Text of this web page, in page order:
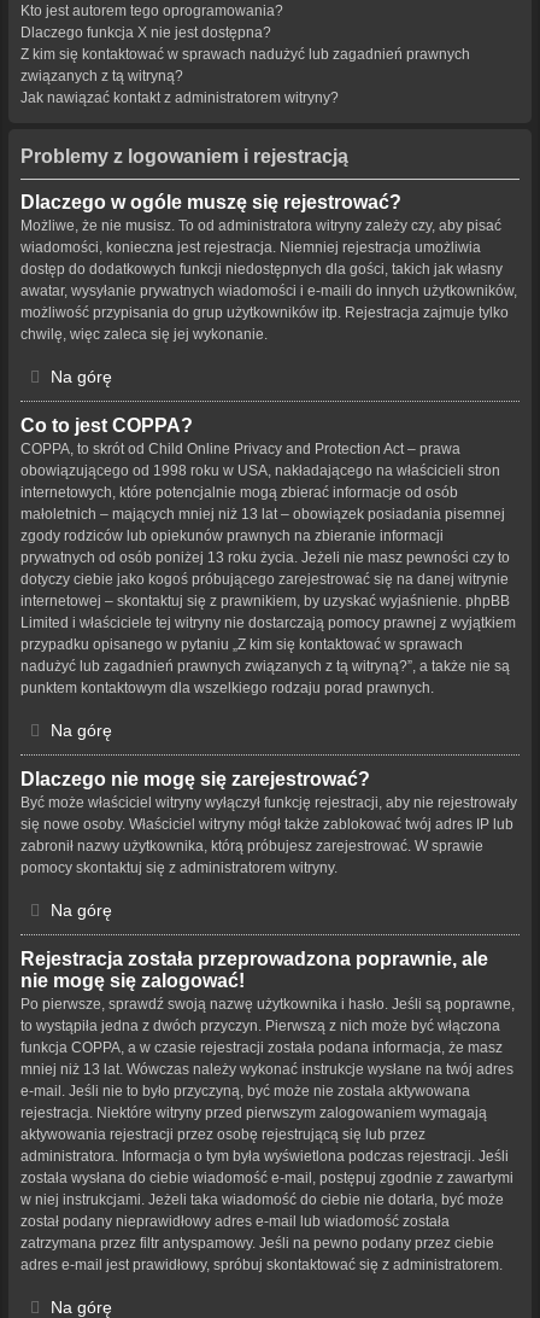
Kto jest autorem tego oprogramowania?
Dlaczego funkcja X nie jest dostępna?
Z kim się kontaktować w sprawach nadużyć lub zagadnień prawnych
związanych z tą witryną?
Jak nawiązać kontakt z administratorem witryny?
Problemy z logowaniem i rejestracją
Dlaczego w ogóle muszę się rejestrować?
Możliwe, że nie musisz. To od administratora witryny zależy czy, aby pisać
wiadomości, konieczna jest rejestracja. Niemniej rejestracja umożliwia
dostęp do dodatkowych funkcji niedostępnych dla gości, takich jak własny
awatar, wysyłanie prywatnych wiadomości i e-maili do innych użytkowników,
możliwość przypisania do grup użytkowników itp. Rejestracja zajmuje tylko
chwilę, więc zaleca się jej wykonanie.
Na górę
Co to jest COPPA?
COPPA, to skrót od Child Online Privacy and Protection Act – prawa
obowiązującego od 1998 roku w USA, nakładającego na właścicieli stron
internetowych, które potencjalnie mogą zbierać informacje od osób
małoletnich – mających mniej niż 13 lat – obowiązek posiadania pisemnej
zgody rodziców lub opiekunów prawnych na zbieranie informacji
prywatnych od osób poniżej 13 roku życia. Jeżeli nie masz pewności czy to
dotyczy ciebie jako kogoś próbującego zarejestrować się na danej witrynie
internetowej – skontaktuj się z prawnikiem, by uzyskać wyjaśnienie. phpBB
Limited i właściciele tej witryny nie dostarczają pomocy prawnej z wyjątkiem
przypadku opisanego w pytaniu „Z kim się kontaktować w sprawach
nadużyć lub zagadnień prawnych związanych z tą witryną?”, a także nie są
punktem kontaktowym dla wszelkiego rodzaju porad prawnych.
Na górę
Dlaczego nie mogę się zarejestrować?
Być może właściciel witryny wyłączył funkcję rejestracji, aby nie rejestrowały
się nowe osoby. Właściciel witryny mógł także zablokować twój adres IP lub
zabronił nazwy użytkownika, którą próbujesz zarejestrować. W sprawie
pomocy skontaktuj się z administratorem witryny.
Na górę
Rejestracja została przeprowadzona poprawnie, ale
nie mogę się zalogować!
Po pierwsze, sprawdź swoją nazwę użytkownika i hasło. Jeśli są poprawne,
to wystąpiła jedna z dwóch przyczyn. Pierwszą z nich może być włączona
funkcja COPPA, a w czasie rejestracji została podana informacja, że masz
mniej niż 13 lat. Wówczas należy wykonać instrukcje wysłane na twój adres
e-mail. Jeśli nie to było przyczyną, być może nie została aktywowana
rejestracja. Niektóre witryny przed pierwszym zalogowaniem wymagają
aktywowania rejestracji przez osobę rejestrującą się lub przez
administratora. Informacja o tym była wyświetlona podczas rejestracji. Jeśli
została wysłana do ciebie wiadomość e-mail, postępuj zgodnie z zawartymi
w niej instrukcjami. Jeżeli taka wiadomość do ciebie nie dotarła, być może
został podany nieprawidłowy adres e-mail lub wiadomość została
zatrzymana przez filtr antyspamowy. Jeśli na pewno podany przez ciebie
adres e-mail jest prawidłowy, spróbuj skontaktować się z administratorem.
Na górę